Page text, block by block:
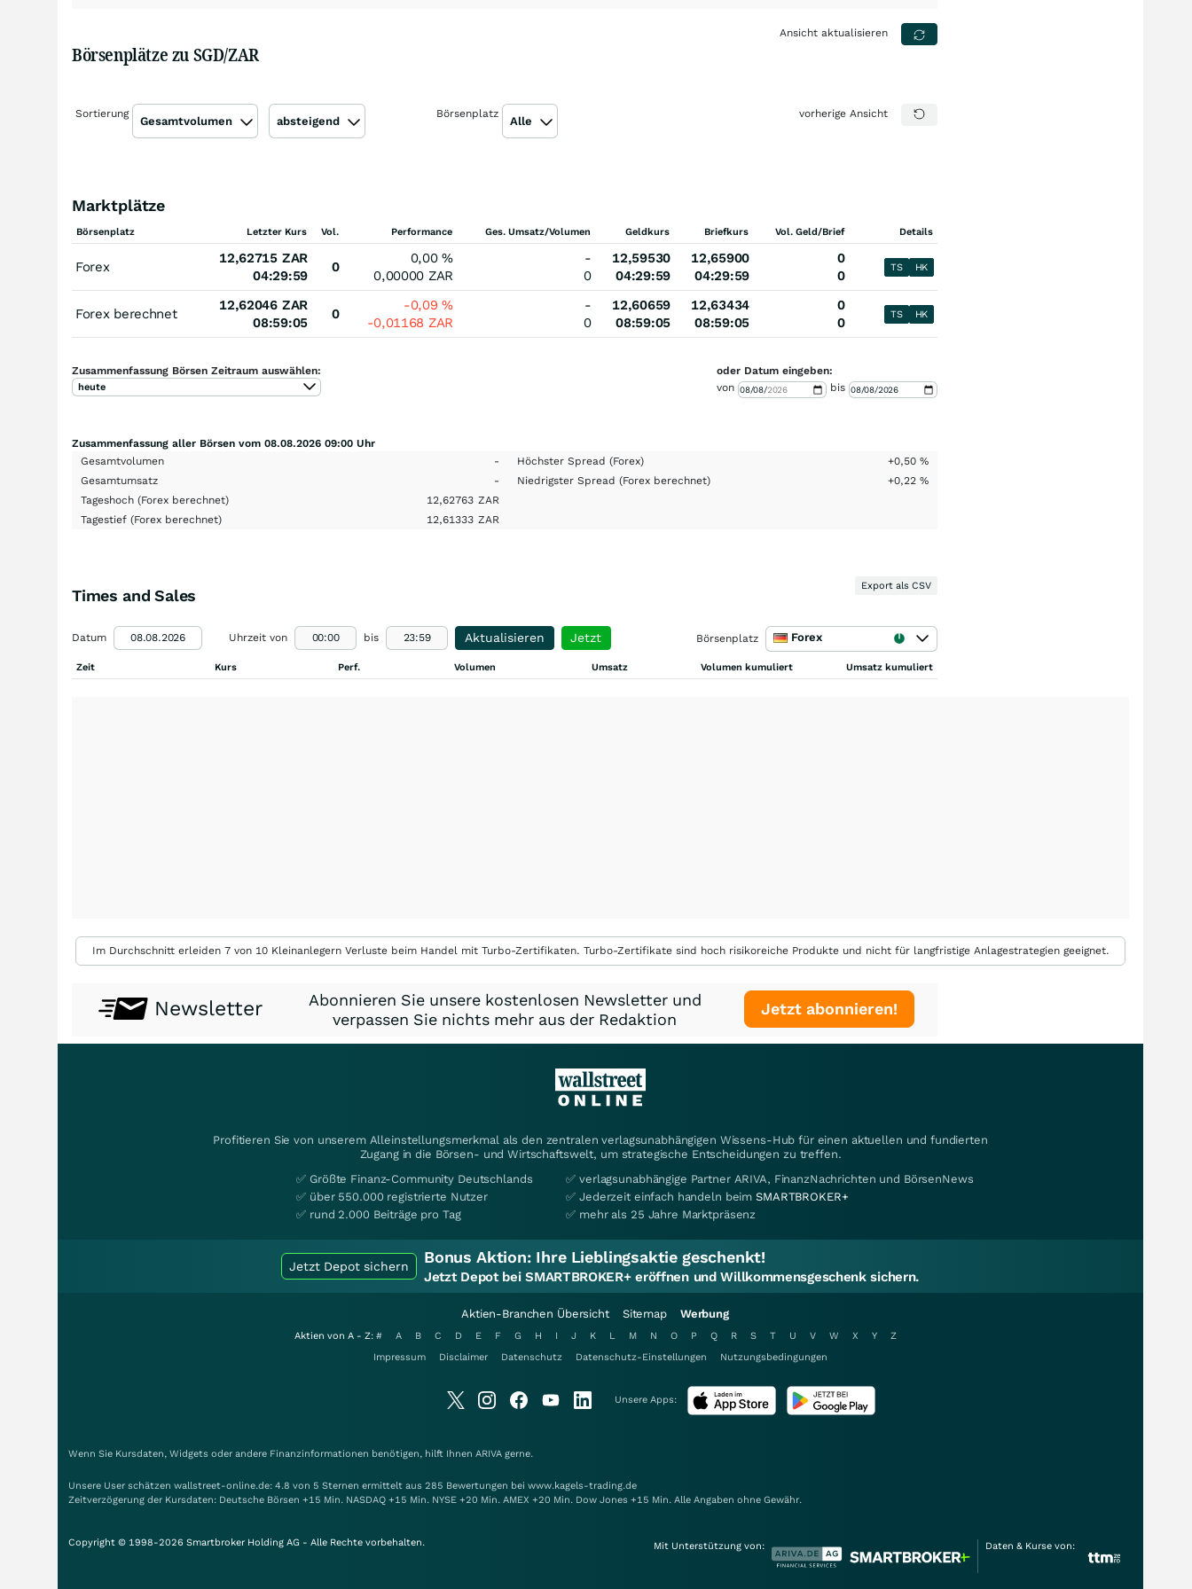
Börsenplätze zu SGD/ZAR
Ansicht aktualisieren
Sortierung
Gesamtvolumen absteigend
Börsenplatz
Alle
vorherige Ansicht
Marktplätze
Börsenplatz Letzter Kurs Vol. Performance Ges. Umsatz/Volumen Geldkurs Briefkurs Vol. Geld/Brief Details
Forex
12,62715 ZAR
04:29:59
0
0,00%
0,00000 ZAR
-
0
12,59530
04:29:59
12,65900
04:29:59
0
0
TS HK
Forex berechnet
12,62046 ZAR
08:59:05
0
-0,09%
-0,01168 ZAR
-
0
12,60659
08:59:05
12,63434
08:59:05
0
0
TS HK
Zusammenfassung Börsen Zeitraum auswählen:
heute
oder Datum eingeben:
von
bis
Zusammenfassung aller Börsen vom 08.08.2026 09:00 Uhr
Gesamtvolumen
- Höchster Spread(Forex) +0,50 %
Gesamtumsatz
- Niedrigster Spread(Forex berechnet) +0,22 %
Tageshoch (Forex berechnet) 12,62763 ZAR
Tagestief (Forex berechnet) 12,61333 ZAR
Times and Sales
Export als CSV
Datum Uhrzeit von bis Aktualisieren Jetzt Börsenplatz Forex
Zeit Kurs Perf. Volumen Umsatz Volumen kumuliert Umsatz kumuliert
Im Durchschnitt erleiden 7 von 10 Kleinanlegern Verluste beim Handel mit Turbo-Zertifikaten. Turbo-Zertifikate sind hoch risikoreiche Produkte und nicht für langfristige Anlagestrategien geeignet.
Newsletter
Abonnieren Sie unsere kostenlosen Newsletter und
verpassen Sie nichts mehr aus der Redaktion
Jetzt abonnieren!
Profitieren Sie von unserem Alleinstellungsmerkmal als den zentralen verlagsunabhängigen Wissens-Hub für einen aktuellen und fundierten
Zugang in die Börsen- und Wirtschaftswelt, um strategische Entscheidungen zu treffen.
✅ Größte Finanz-Community Deutschlands
✅ über 550.000 registrierte Nutzer
✅ rund 2.000 Beiträge pro Tag
✅ verlagsunabhängige Partner ARIVA, FinanzNachrichten und BörsenNews
✅ Jederzeit einfach handeln beimSMARTBROKER+
✅ mehr als 25 Jahre Marktpräsenz
Jetzt Depot sichern Bonus Aktion: Ihre Lieblingsaktie geschenkt!
Jetzt Depot bei SMARTBROKER+ eröffnen und Willkommensgeschenk sichern.
Aktien-Branchen Übersicht Sitemap Werbung
Aktien von A - Z: # A B C D E F G H I J K L M N O P Q R S T U V W X Y
Z
Impressum
Disclaimer Datenschutz Datenschutz-Einstellungen Nutzungsbedingungen
Unsere Apps:
Wenn Sie Kursdaten, Widgets oder andere Finanzinformationen benötigen, hilft Ihnen ARIVA gerne.
Unsere User schätzen wallstreet-online.de: 4.8 von 5 Sternen ermittelt aus 285 Bewertungen bei www.kagels-trading.de
Zeitverzögerung der Kursdaten: Deutsche Börsen +15 Min. NASDAQ +15 Min. NYSE +20 Min. AMEX +20 Min. Dow Jones +15 Min. Alle Angaben ohne Gewähr.
Copyright © 1998-2026 Smartbroker Holding AG - Alle Rechte vorbehalten. Mit Unterstützung von: Daten & Kurse von: